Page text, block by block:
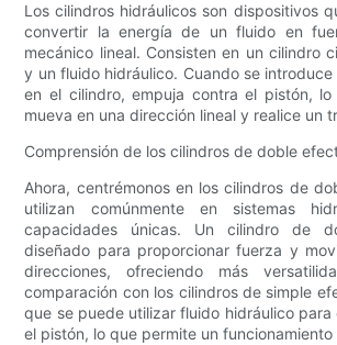
Los cilindros hidráulicos son dispositivos
convertir la energía de un fluido en
mecánico lineal. Consisten en un cilindro
y un fluido hidráulico. Cuando se
en el cilindro, empuja contra el pistón,
mueva en una dirección lineal y realice un
Comprensión de los cilindros de doble
Ahora, centrémonos en los cilindros de
utilizan comúnmente en sistemas
capacidades únicas. Un cilindro de
diseñado para proporcionar fuerza y
direcciones, ofreciendo más
comparación con los cilindros de simple
que se puede utilizar fluido hidráulico
el pistón, lo que permite un